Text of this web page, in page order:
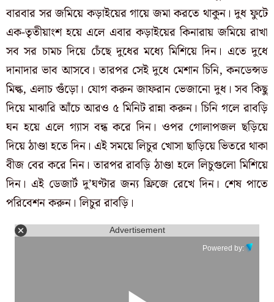
বারবার সর জমিয়ে কড়াইয়ের গায়ে জমা করতে থাকুন। দুধ ফুটে
এক-তৃতীয়াংশ হয়ে এলে এবার কড়াইয়ের কিনারায় জমিয়ে রাখা
সব সর চামচ দিয়ে চেঁছে দুধের মধ্যে মিশিয়ে দিন। এতে দুধে
দানাদার ভাব আসবে। তারপর সেই দুধে মেশান চিনি, কনডেন্সড
মিল্ক, এলাচ গুঁড়ো। যোগ করুন জাফরান ভেজানো দুধ। সব কিছু
দিয়ে মাঝারি আঁচে আরও ৫ মিনিট রান্না করুন। চিনি গলে রাবড়ি
ঘন হয়ে এলে গ্যাস বন্ধ করে দিন। ওপর গোলাপজল ছড়িয়ে
দিয়ে ঠাণ্ডা হতে দিন। এই সময়ে লিচুর খোসা ছাড়িয়ে ভিতরে থাকা
বীজ বের করে নিন। তারপর রাবড়ি ঠাণ্ডা হলে লিচুগুলো মিশিয়ে
দিন। এই ডেজার্ট দু’ঘণ্টার জন্য ফ্রিজে রেখে দিন। শেষ পাতে
পরিবেশন করুন। লিচুর রাবড়ি।
Advertisement
Powered by: